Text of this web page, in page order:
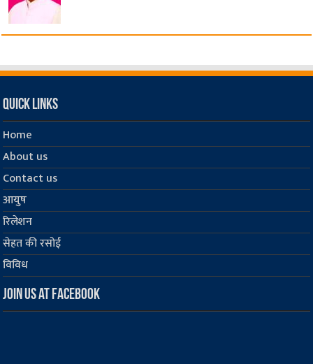
Quick Links
Home
About us
Contact us
आयुष
रिलेशन
सेहत की रसोई
विविध
Join us at Facebook